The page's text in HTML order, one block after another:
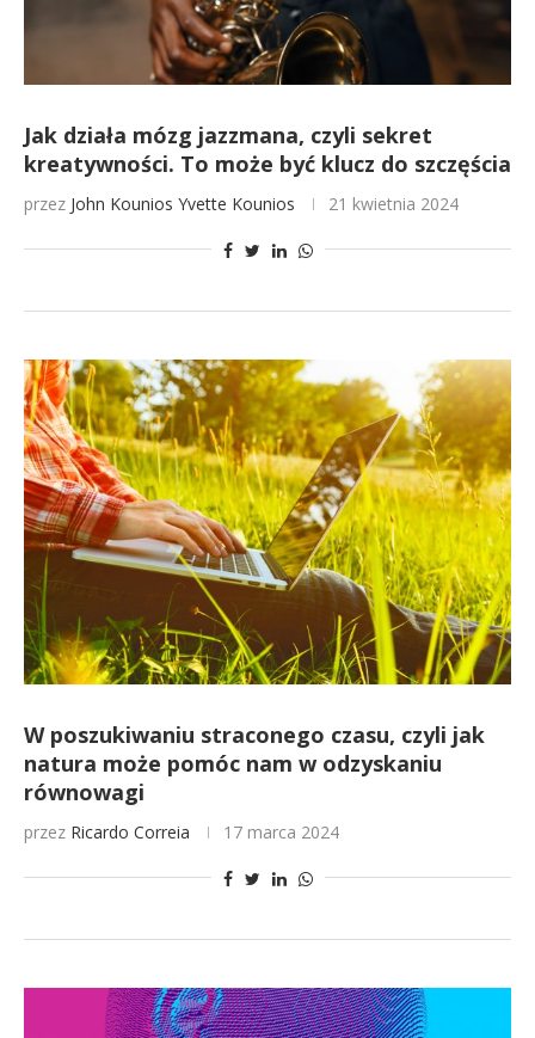
Jak działa mózg jazzmana, czyli sekret
kreatywności. To może być klucz do szczęścia
przez John Kounios Yvette Kounios 21 kwietnia 2024
W poszukiwaniu straconego czasu, czyli jak
natura może pomóc nam w odzyskaniu
równowagi
przez Ricardo Correia 17 marca 2024